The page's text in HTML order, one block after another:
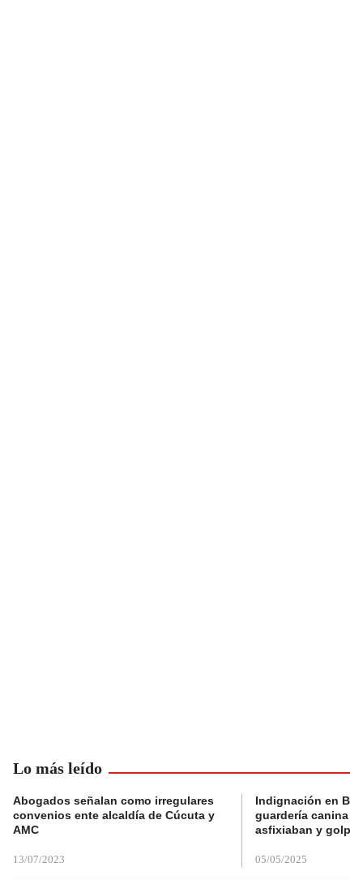
Lo más leído
Abogados señalan como irregulares
convenios ente alcaldía de Cúcuta y
AMC
13/07/2023
Indignación en
guardería canina
asfixiaban y
05/05/2025